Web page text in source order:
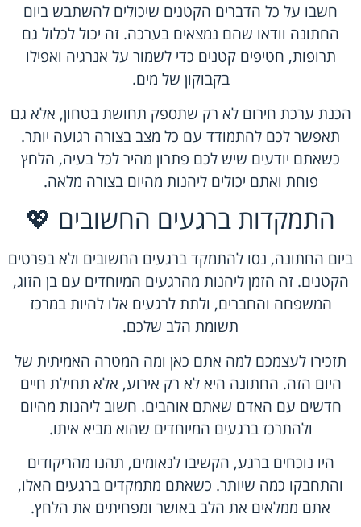
חשבו על כל הדברים הקטנים שיכולים להשתבש ביום
החתונה וודאו שהם נמצאים בערכה. זה יכול לכלול גם
תרופות, חטיפים קטנים כדי לשמור על אנרגיה ואפילו
בקבוקון של מים.
הכנת ערכת חירום לא רק שתספק תחושת בטחון, אלא גם
תאפשר לכם להתמודד עם כל מצב בצורה רגועה יותר.
כשאתם יודעים שיש לכם פתרון מהיר לכל בעיה, הלחץ
פוחת ואתם יכולים ליהנות מהיום בצורה מלאה.
התמקדות ברגעים החשובים 💖
ביום החתונה, נסו להתמקד ברגעים החשובים ולא בפרטים
הקטנים. זה הזמן ליהנות מהרגעים המיוחדים עם בן הזוג,
המשפחה והחברים, ולתת לרגעים אלו להיות במרכז
תשומת הלב שלכם.
תזכירו לעצמכם למה אתם כאן ומה המטרה האמיתית של
היום הזה. החתונה היא לא רק אירוע, אלא תחילת חיים
חדשים עם האדם שאתם אוהבים. חשוב ליהנות מהיום
ולהתרכז ברגעים המיוחדים שהוא מביא איתו.
היו נוכחים ברגע, הקשיבו לנאומים, תהנו מהריקודים
והתחבקו כמה שיותר. כשאתם מתמקדים ברגעים האלו,
אתם ממלאים את הלב באושר ומפחיתים את הלחץ.